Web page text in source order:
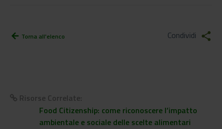
arrow_back Torna all'elenco Condividi share
Risorse Correlate:
Food Citizenship: come riconoscere l’impatto
ambientale e sociale delle scelte alimentari